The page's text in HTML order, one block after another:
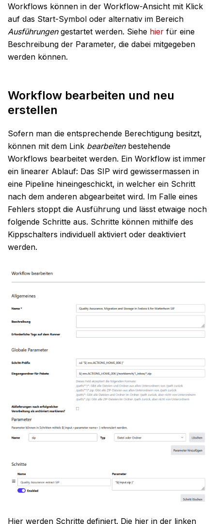
Workflows können in der Workflow-Ansicht mit Klick
auf das Start-Symbol oder alternativ im Bereich
Ausführungengestartet werden. Siehe hier für eine
Beschreibung der Parameter, die dabei mitgegeben
werden können.
Workflow bearbeiten und neu
erstellen
Sofern man die entsprechende Berechtigung besitzt,
können mit dem Link bearbeitenbestehende
Workflows bearbeitet werden. Ein Workflow ist immer
ein linearer Ablauf: Das SIP wird gewissermassen in
eine Pipeline hineingeschickt, in welcher ein Schritt
nach dem anderen abgearbeitet wird. Im Falle eines
Fehlers stoppt die Ausführung und lässt etwaige noch
folgende Schritte aus. Schritte können mithilfe des
Kippschalters individuell aktiviert oder deaktiviert
werden.
Hier werden Schritte definiert. Die hier in der linken